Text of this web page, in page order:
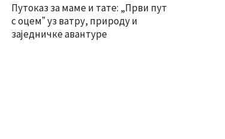
Путоказ за маме и тате: „Први пут
с оцемˮ уз ватру, природу и
заједничке авантуре